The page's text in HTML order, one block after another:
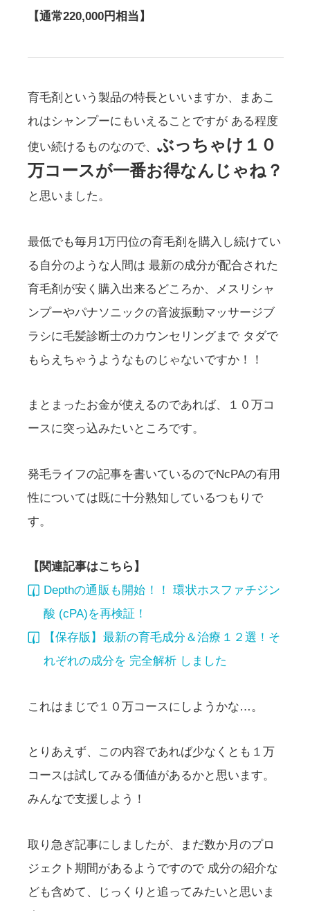
【通常220,000円相当】
育毛剤という製品の特長といいますか、まあこ
れはシャンプーにもいえることですが ある程度
使い続けるものなので、 ぶっちゃけ１０
万コースが一番お得なんじゃね？
と思いました。
最低でも毎月1万円位の育毛剤を購入し続けてい
る自分のような人間は 最新の成分が配合された
育毛剤が安く購入出来るどころか、メスリシャ
ンプーやパナソニックの音波振動マッサージブ
ラシに毛髪診断士のカウンセリングまで タダで
もらえちゃうようなものじゃないですか！！
まとまったお金が使えるのであれば、１０万コ
ースに突っ込みたいところです。
発毛ライフの記事を書いているのでNcPAの有用
性については既に十分熟知しているつもりで
す。
【関連記事はこちら】
Depthの通販も開始！！ 環状ホスファチジン
酸 (cPA)を再検証！
【保存版】最新の育毛成分＆治療１２選！そ
れぞれの成分を 完全解析 しました
これはまじで１０万コースにしようかな…。
とりあえず、この内容であれば少なくとも１万
コースは試してみる価値があるかと思います。
みんなで支援しよう！
取り急ぎ記事にしましたが、まだ数か月のプロ
ジェクト期間があるようですので 成分の紹介な
ども含めて、じっくりと追ってみたいと思いま